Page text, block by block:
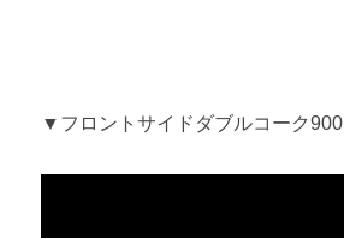
▼フロントサイドダブルコーク900